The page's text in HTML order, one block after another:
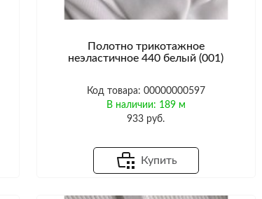
Полотно трикотажное
неэластичное 440 белый (001)
Код товара: 00000000597
В наличии: 189 м
933 руб.
Купить